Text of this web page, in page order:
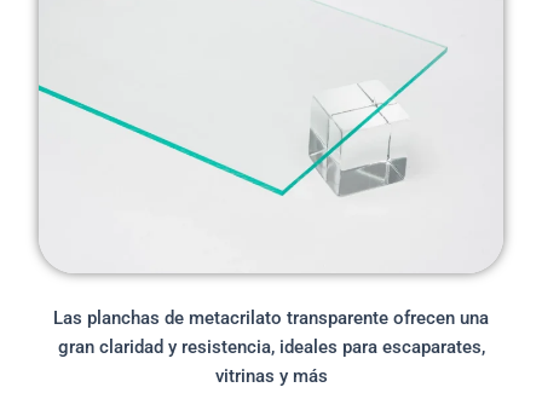
Las planchas de metacrilato transparente ofrecen una
gran claridad y resistencia, ideales para escaparates,
vitrinas y más